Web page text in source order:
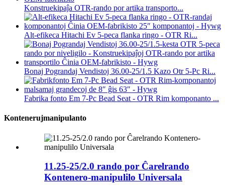
Konstruekipaĵa OTR-rando por artika transporto...
Alt-efikeca Hitachi Ev 5-peca flanka ringo - OTR Ri...
Bonaj Pograndaj Vendistoj 36.00-25/1.5 Kazo Otr 5-Pc Ri...
Fabrika fonto Em 7-Pc Bead Seat - OTR Rim komponanto ...
Kontenerujmanipulanto
11.25-25/2.0 rando por Ĉarelrando
Kontenero-manipulilo Universala